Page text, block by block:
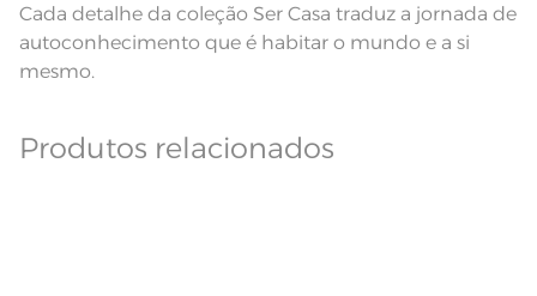
Cada detalhe da coleção Ser Casa traduz a jornada de
autoconhecimento que é habitar o mundo e a si
mesmo.
Produtos relacionados